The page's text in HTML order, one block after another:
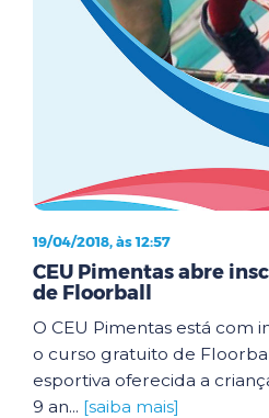
19/04/2018, às 12:57
CEU Pimentas abre
de Floorball
O CEU Pimentas está com
o curso gratuito de
esportiva oferecida a
9 an... [saiba mais]